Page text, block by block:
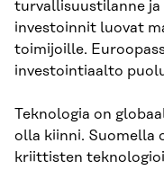
turvallisuustilanne ja
investoinnit luovat
toimijoille.
investointiaalto
Teknologia on
olla kiinni.
kriittisten